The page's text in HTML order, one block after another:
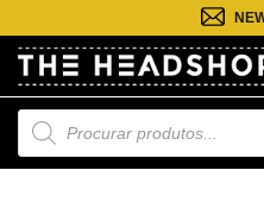
para
conteúdo
Pesquisa
de
produtos